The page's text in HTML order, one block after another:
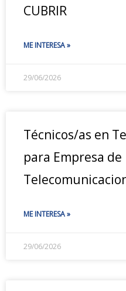
CUBRIR
ME INTERESA »
29/06/2026
Técnicos/as en
para Empresa de
ME INTERESA »
29/06/2026